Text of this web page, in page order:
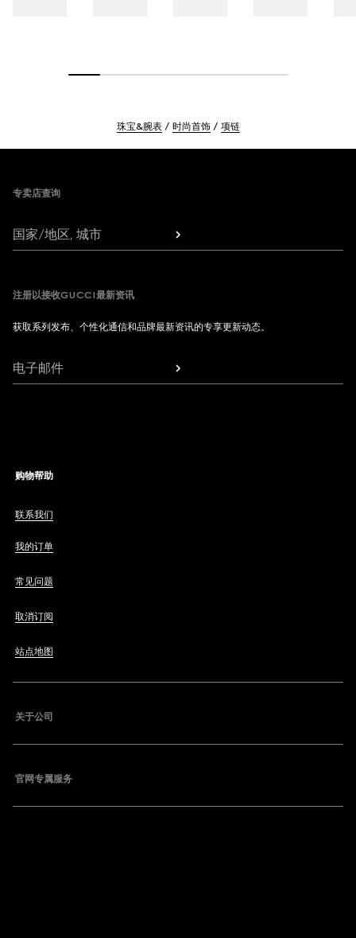
珠宝&腕表 时尚首饰 项链
专卖店查询
国家/地区, 城市
注册以接收GUCCI最新资讯
获取系列发布、个性化通信和品牌最新资讯的专享更新动态。
电子邮件
购物帮助
联系我们
我的订单
常见问题
取消订阅
站点地图
关于公司
官网专属服务